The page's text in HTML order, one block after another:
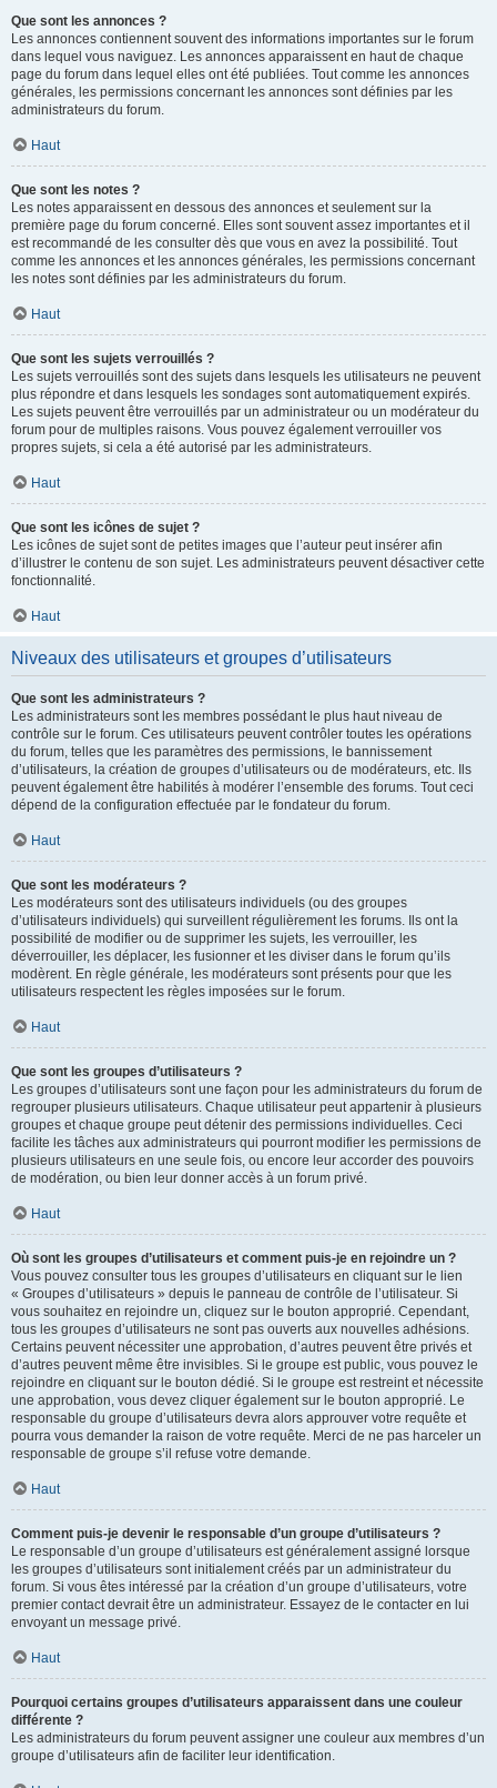
Que sont les annonces ?
Les annonces contiennent souvent des informations importantes sur le forum
dans lequel vous naviguez. Les annonces apparaissent en haut de chaque
page du forum dans lequel elles ont été publiées. Tout comme les annonces
générales, les permissions concernant les annonces sont définies par les
administrateurs du forum.
Haut
Que sont les notes ?
Les notes apparaissent en dessous des annonces et seulement sur la
première page du forum concerné. Elles sont souvent assez importantes et il
est recommandé de les consulter dès que vous en avez la possibilité. Tout
comme les annonces et les annonces générales, les permissions concernant
les notes sont définies par les administrateurs du forum.
Haut
Que sont les sujets verrouillés ?
Les sujets verrouillés sont des sujets dans lesquels les utilisateurs ne peuvent
plus répondre et dans lesquels les sondages sont automatiquement expirés.
Les sujets peuvent être verrouillés par un administrateur ou un modérateur du
forum pour de multiples raisons. Vous pouvez également verrouiller vos
propres sujets, si cela a été autorisé par les administrateurs.
Haut
Que sont les icônes de sujet ?
Les icônes de sujet sont de petites images que l’auteur peut insérer afin
d’illustrer le contenu de son sujet. Les administrateurs peuvent désactiver cette
fonctionnalité.
Haut
Niveaux des utilisateurs et groupes d’utilisateurs
Que sont les administrateurs ?
Les administrateurs sont les membres possédant le plus haut niveau de
contrôle sur le forum. Ces utilisateurs peuvent contrôler toutes les opérations
du forum, telles que les paramètres des permissions, le bannissement
d’utilisateurs, la création de groupes d’utilisateurs ou de modérateurs, etc. Ils
peuvent également être habilités à modérer l’ensemble des forums. Tout ceci
dépend de la configuration effectuée par le fondateur du forum.
Haut
Que sont les modérateurs ?
Les modérateurs sont des utilisateurs individuels (ou des groupes
d’utilisateurs individuels) qui surveillent régulièrement les forums. Ils ont la
possibilité de modifier ou de supprimer les sujets, les verrouiller, les
déverrouiller, les déplacer, les fusionner et les diviser dans le forum qu’ils
modèrent. En règle générale, les modérateurs sont présents pour que les
utilisateurs respectent les règles imposées sur le forum.
Haut
Que sont les groupes d’utilisateurs ?
Les groupes d’utilisateurs sont une façon pour les administrateurs du forum de
regrouper plusieurs utilisateurs. Chaque utilisateur peut appartenir à plusieurs
groupes et chaque groupe peut détenir des permissions individuelles. Ceci
facilite les tâches aux administrateurs qui pourront modifier les permissions de
plusieurs utilisateurs en une seule fois, ou encore leur accorder des pouvoirs
de modération, ou bien leur donner accès à un forum privé.
Haut
Où sont les groupes d’utilisateurs et comment puis-je en rejoindre un ?
Vous pouvez consulter tous les groupes d’utilisateurs en cliquant sur le lien
« Groupes d’utilisateurs » depuis le panneau de contrôle de l’utilisateur. Si
vous souhaitez en rejoindre un, cliquez sur le bouton approprié. Cependant,
tous les groupes d’utilisateurs ne sont pas ouverts aux nouvelles adhésions.
Certains peuvent nécessiter une approbation, d’autres peuvent être privés et
d’autres peuvent même être invisibles. Si le groupe est public, vous pouvez le
rejoindre en cliquant sur le bouton dédié. Si le groupe est restreint et nécessite
une approbation, vous devez cliquer également sur le bouton approprié. Le
responsable du groupe d’utilisateurs devra alors approuver votre requête et
pourra vous demander la raison de votre requête. Merci de ne pas harceler un
responsable de groupe s’il refuse votre demande.
Haut
Comment puis-je devenir le responsable d’un groupe d’utilisateurs ?
Le responsable d’un groupe d’utilisateurs est généralement assigné lorsque
les groupes d’utilisateurs sont initialement créés par un administrateur du
forum. Si vous êtes intéressé par la création d’un groupe d’utilisateurs, votre
premier contact devrait être un administrateur. Essayez de le contacter en lui
envoyant un message privé.
Haut
Pourquoi certains groupes d’utilisateurs apparaissent dans une couleur
différente ?
Les administrateurs du forum peuvent assigner une couleur aux membres d’un
groupe d’utilisateurs afin de faciliter leur identification.